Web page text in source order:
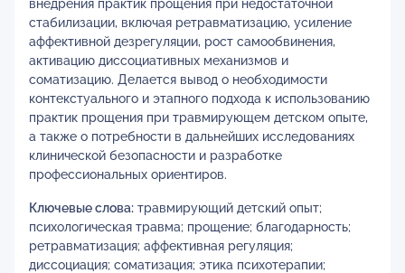
внедрения практик прощения при недостаточной
стабилизации, включая ретравматизацию, усиление
аффективной дезрегуляции, рост самообвинения,
активацию диссоциативных механизмов и
соматизацию. Делается вывод о необходимости
контекстуального и этапного подхода к использованию
практик прощения при травмирующем детском опыте,
а также о потребности в дальнейших исследованиях
клинической безопасности и разработке
профессиональных ориентиров.
Ключевые слова: травмирующий детский опыт;
психологическая травма; прощение; благодарность;
ретравматизация; аффективная регуляция;
диссоциация; соматизация; этика психотерапии;